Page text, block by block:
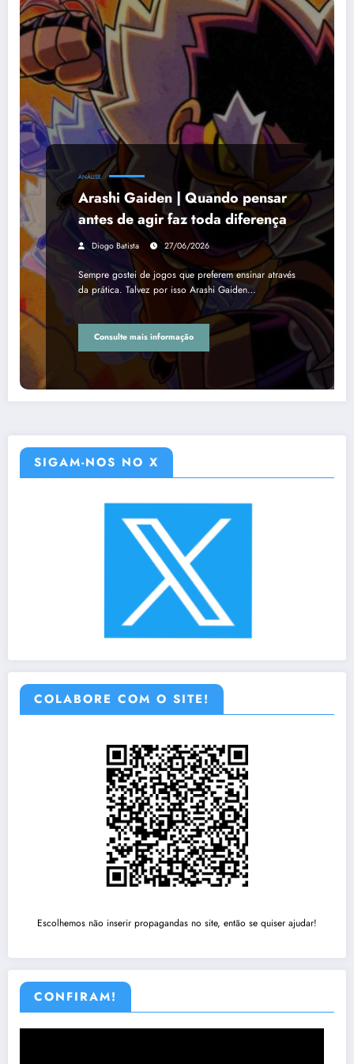
ANÁLISE
Arashi Gaiden | Quando pensar
antes de agir faz toda diferença
Diogo Batista 27/06/2026
Sempre gostei de jogos que preferem ensinar através
da prática. Talvez por isso Arashi Gaiden…
Consulte mais informação
SIGAM-NOS NO X
COLABORE COM O SITE!
Escolhemos não inserir propagandas no site, então se quiser ajudar!
CONFIRAM!